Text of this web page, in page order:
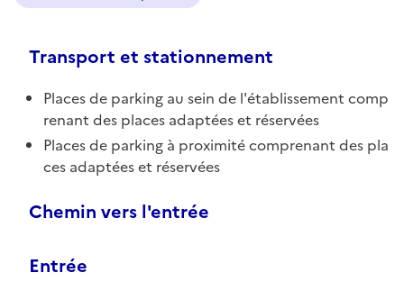
Transport et stationnement
Places de parking au sein de l'établissement comp
renant des places adaptées et réservées
Places de parking à proximité comprenant des pla
ces adaptées et réservées
Chemin vers l'entrée
Entrée